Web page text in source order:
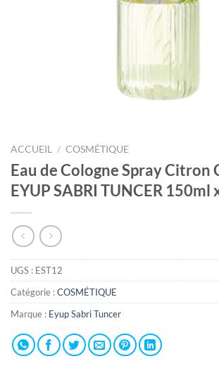
ACCUEIL / COSMÉTIQUE
Eau de Cologne Spray Citron
EYUP SABRI TUNCER 150ml
UGS : EST12
Catégorie :COSMÉTIQUE
Marque : Eyup Sabri Tuncer